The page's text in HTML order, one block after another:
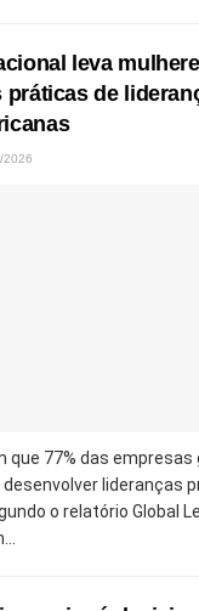
leva
de
2026
que 77% das
lideranças
o relatório Global